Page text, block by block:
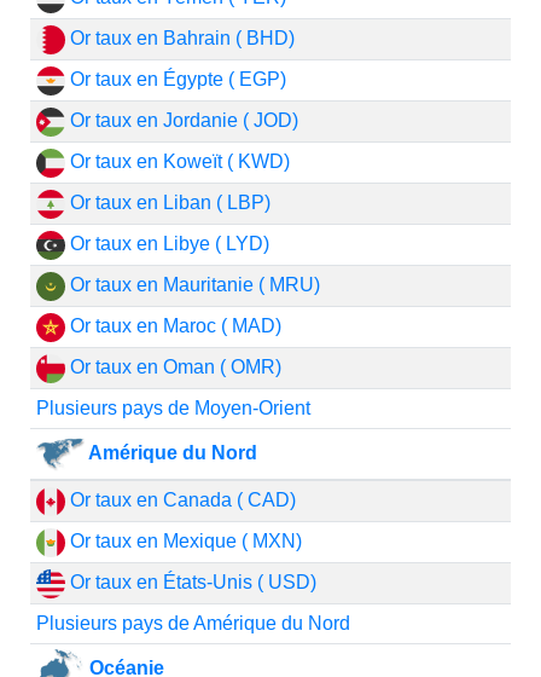
Or taux en Bahrain ( BHD)
Or taux en Égypte ( EGP)
Or taux en Jordanie ( JOD)
Or taux en Koweït ( KWD)
Or taux en Liban ( LBP)
Or taux en Libye ( LYD)
Or taux en Mauritanie ( MRU)
Or taux en Maroc ( MAD)
Or taux en Oman ( OMR)
Plusieurs pays de Moyen-Orient
Amérique du Nord
Or taux en Canada ( CAD)
Or taux en Mexique ( MXN)
Or taux en États-Unis ( USD)
Plusieurs pays de Amérique du Nord
Océanie